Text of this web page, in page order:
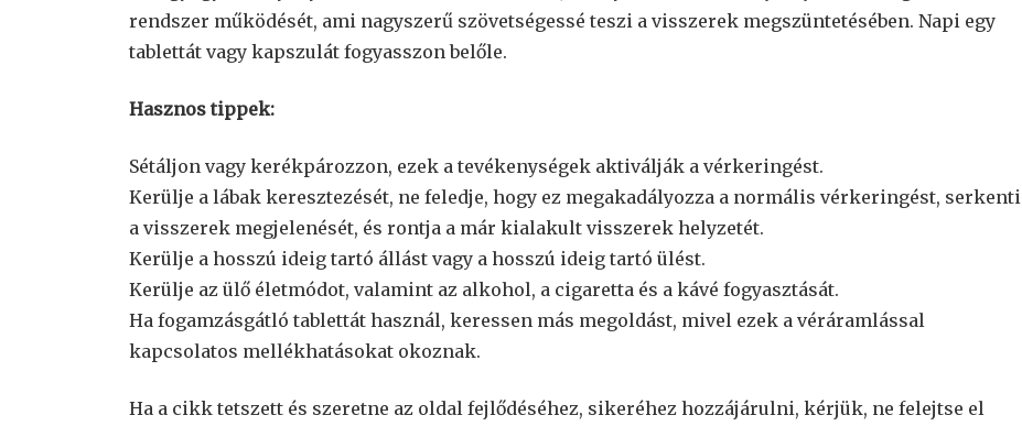
rendszer működését, ami nagyszerű szövetségessé teszi a visszerek megszüntetésében. Napi egy
tablettát vagy kapszulát fogyasszon belőle.
Hasznos tippek:
Sétáljon vagy kerékpározzon, ezek a tevékenységek aktiválják a vérkeringést.
Kerülje a lábak keresztezését, ne feledje, hogy ez megakadályozza a normális vérkeringést, serkenti
a visszerek megjelenését, és rontja a már kialakult visszerek helyzetét.
Kerülje a hosszú ideig tartó állást vagy a hosszú ideig tartó ülést.
Kerülje az ülő életmódot, valamint az alkohol, a cigaretta és a kávé fogyasztását.
Ha fogamzásgátló tablettát használ, keressen más megoldást, mivel ezek a véráramlással
kapcsolatos mellékhatásokat okoznak.
Ha a cikk tetszett és szeretne az oldal fejlődéséhez, sikeréhez hozzájárulni, kérjük, ne felejtse el